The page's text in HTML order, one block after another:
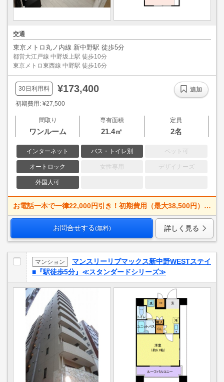
交通
東京メトロ丸ノ内線 新中野駅 徒歩5分
都営大江戸線 中野坂上駅 徒歩10分
東京メトロ東西線 中野駅 徒歩16分
30日利用料 ¥173,400
初期費用: ¥27,500
間取り
ワンルーム
専有面積
21.4㎡
定員
2名
インターネット バス・トイレ別 ペット可
オートロック 女性専用 デザイナーズ
外国人可
追加
お電話一本で一律22,000円引き！初期費用（最大38,500円）OFF
お問合せする(無料) 詳しく見る
マンション
マンスリーリブマックス新中野WESTステイ
■『駅徒歩5分』≪スタンダードシリーズ≫